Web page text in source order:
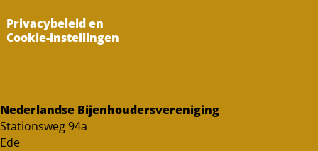
Privacybeleid en
Cookie-instellingen
Nederlandse Bijenhoudersvereniging
Stationsweg 94a
Ede